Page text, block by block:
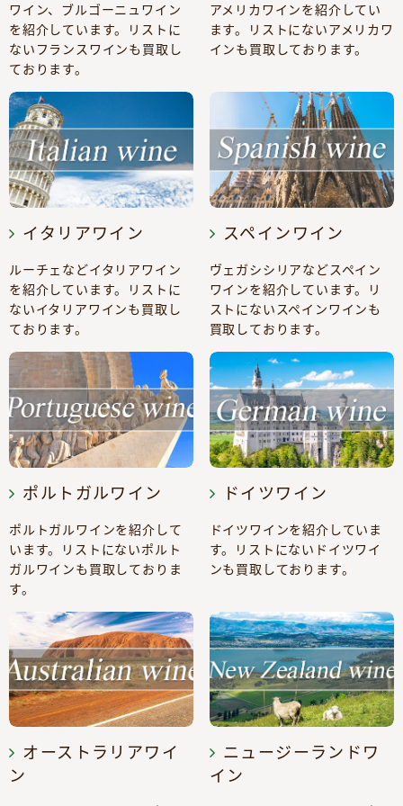
ワイン、ブルゴーニュワイン
を紹介しています。リストに
ないフランスワインも買取し
ております。
アメリカワインを紹介してい
ます。リストにないアメリカワ
インも買取しております。
イタリアワイン
ルーチェなどイタリアワイン
を紹介しています。リストに
ないイタリアワインも買取し
ております。
スペインワイン
ヴェガシシリアなどスペイン
ワインを紹介しています。リ
ストにないスペインワインも
買取しております。
ポルトガルワイン
ポルトガルワインを紹介して
います。リストにないポルト
ガルワインも買取しておりま
す。
ドイツワイン
ドイツワインを紹介していま
す。リストにないドイツワイ
ンも買取しております。
オーストラリアワイ
ン
ニュージーランドワ
イン